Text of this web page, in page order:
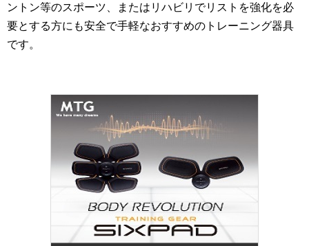
ントン等のスポーツ、またはリハビリでリストを強化を必
要とする方にも安全で手軽なおすすめのトレーニング器具
です。